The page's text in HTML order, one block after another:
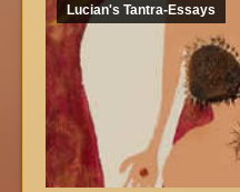
Lucian's Tantra-Essays